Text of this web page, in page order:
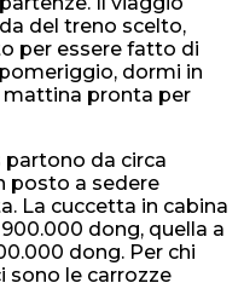
del treno scelto,
per essere fatto di
dormi in
mattina pronta per
da circa
posto a sedere
La cuccetta in cabina
dong, quella a
dong. Per chi
sono le carrozze